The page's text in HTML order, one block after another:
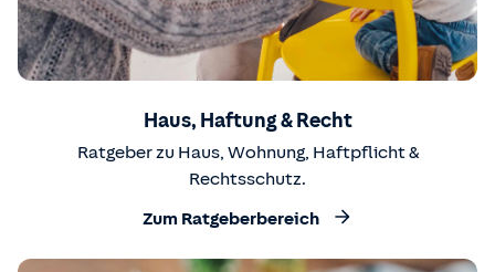
Haus, Haftung & Recht
Ratgeber zu Haus, Wohnung, Haftpflicht &
Rechtsschutz.
Zum Ratgeberbereich